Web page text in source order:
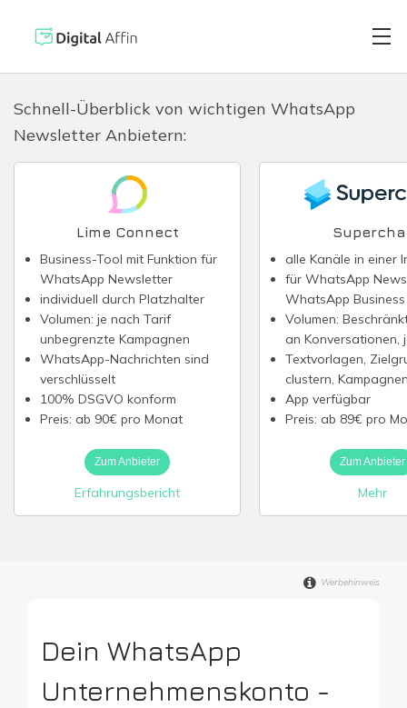
PRAXISORIENTIERTER
SOFTWARE-BLOG
Digitale
Virtuelle
Digitale
Schnell-Überblick von wichtigen WhatsApp
Newsletter Anbietern:
Lime Connect
Business-Tool mit Funktion für
WhatsApp Newsletter
individuell durch Platzhalter
Volumen: je nach Tarif
unbegrenzte Kampagnen
WhatsApp-Nachrichten sind
verschlüsselt
100% DSGVO konform
Preis: ab 90€ pro Monat
Zum Anbieter
Erfahrungsbericht
alle Kanäle in einer
für WhatsApp
WhatsApp Business
Volumen:
an Konversationen,
Textvorlagen,
clustern,
App verfügbar
Preis: ab 89€ pro
Zum Anbieter
Mehr
Werbehinweis
Dein WhatsApp
Unternehmenskonto -